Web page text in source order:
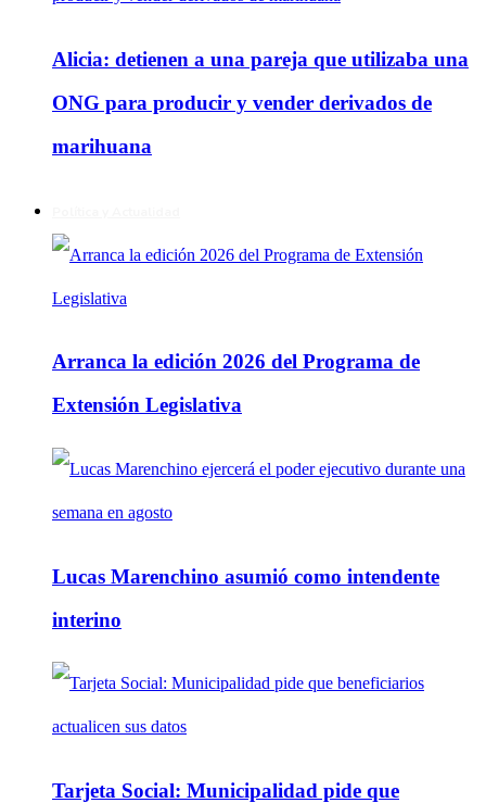
Alicia: detienen a una pareja que utilizaba una
ONG para producir y vender derivados de
marihuana
Arranca la edición 2026 del Programa de
Extensión Legislativa
Lucas Marenchino asumió como intendente
interino
Tarjeta Social: Municipalidad pide que